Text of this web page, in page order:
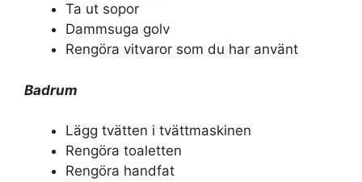
Ta ut sopor
Dammsuga golv
Rengöra vitvaror som du har använt
Badrum
Lägg tvätten i tvättmaskinen
Rengöra toaletten
Rengöra handfat